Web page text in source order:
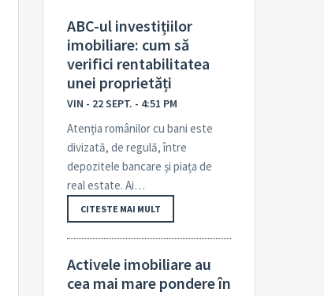
ABC-ul investițiilor
imobiliare: cum să
verifici rentabilitatea
unei proprietăți
VIN - 22 SEPT. - 4:51 PM
Atenția românilor cu bani este
divizată, de regulă, între
depozitele bancare și piața de
real estate. Ai…
CITESTE MAI MULT
Activele imobiliare au
cea mai mare pondere în